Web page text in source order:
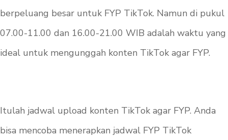
berpeluang besar untuk FYP TikTok. Namun di pukul
07.00-11.00 dan 16.00-21.00 WIB adalah waktu yang
ideal untuk mengunggah konten TikTok agar FYP.
Itulah jadwal upload konten TikTok agar FYP. Anda
bisa mencoba menerapkan jadwal FYP TikTok